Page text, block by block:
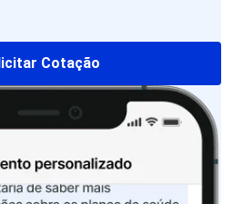
Cotação